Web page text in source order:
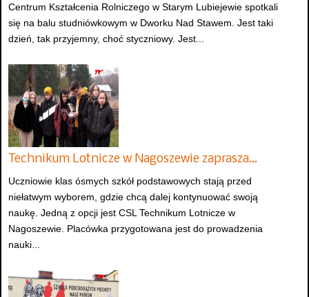
Centrum Kształcenia Rolniczego w Starym Lubiejewie spotkali
się na balu studniówkowym w Dworku Nad Stawem. Jest taki
dzień, tak przyjemny, choć styczniowy. Jest...
Technikum Lotnicze w Nagoszewie zaprasza…
Uczniowie klas ósmych szkół podstawowych stają przed
niełatwym wyborem, gdzie chcą dalej kontynuować swoją
naukę. Jedną z opcji jest CSL Technikum Lotnicze w
Nagoszewie. Placówka przygotowana jest do prowadzenia
nauki...